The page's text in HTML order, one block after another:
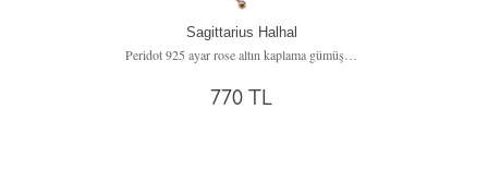
Sagittarius Halhal
770 TL